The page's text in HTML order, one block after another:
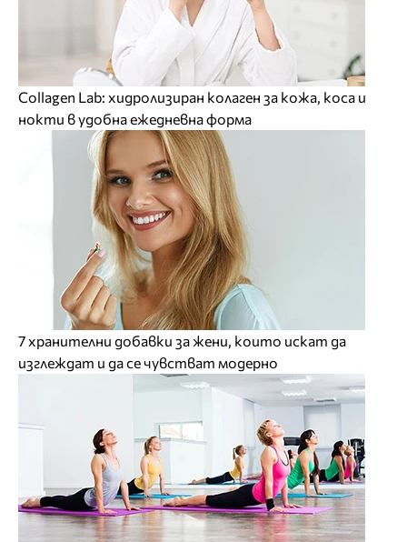
Collagen Lab: хидролизиран колаген за кожа, коса и
нокти в удобна ежедневна форма
7 хранителни добавки за жени, които искат да
изглеждат и да се чувстват модерно